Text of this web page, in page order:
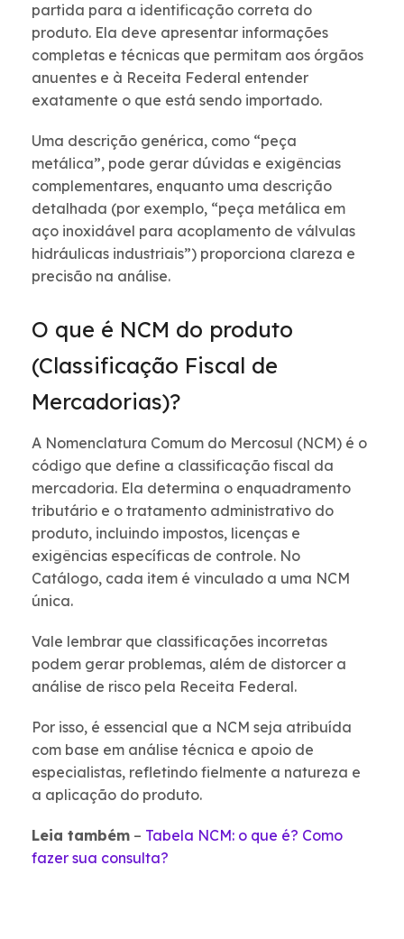
partida para a identificação correta do
produto. Ela deve apresentar informações
completas e técnicas que permitam aos órgãos
anuentes e à Receita Federal entender
exatamente o que está sendo importado.
Uma descrição genérica, como “peça
metálica”, pode gerar dúvidas e exigências
complementares, enquanto uma descrição
detalhada (por exemplo, “peça metálica em
aço inoxidável para acoplamento de válvulas
hidráulicas industriais”) proporciona clareza e
precisão na análise.
O que é NCM do produto
(Classificação Fiscal de
Mercadorias)?
A Nomenclatura Comum do Mercosul (NCM) é o
código que define a classificação fiscal da
mercadoria. Ela determina o enquadramento
tributário e o tratamento administrativo do
produto, incluindo impostos, licenças e
exigências específicas de controle. No
Catálogo, cada item é vinculado a uma NCM
única.
Vale lembrar que classificações incorretas
podem gerar problemas, além de distorcer a
análise de risco pela Receita Federal.
Por isso, é essencial que a NCM seja atribuída
com base em análise técnica e apoio de
especialistas, refletindo fielmente a natureza e
a aplicação do produto.
Leia também – Tabela NCM: o que é? Como
fazer sua consulta?